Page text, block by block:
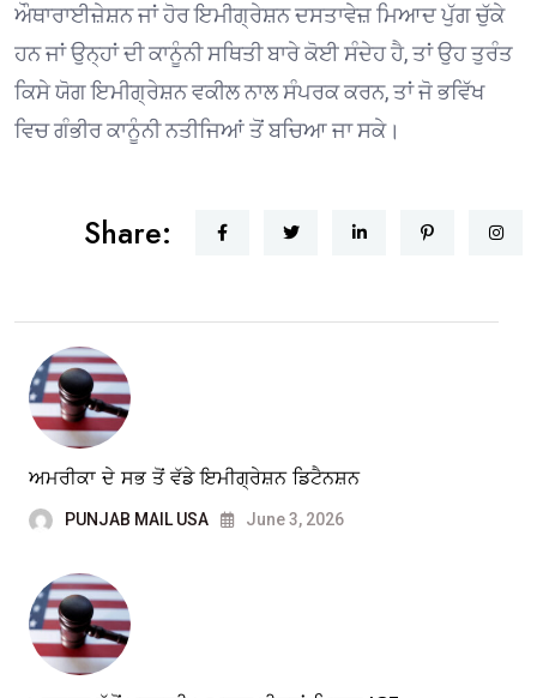
ਔਥਾਰਾਈਜ਼ੇਸ਼ਨ ਜਾਂ ਹੋਰ ਇਮੀਗ੍ਰੇਸ਼ਨ ਦਸਤਾਵੇਜ਼ ਮਿਆਦ ਪੁੱਗ ਚੁੱਕੇ
ਹਨ ਜਾਂ ਉਨ੍ਹਾਂ ਦੀ ਕਾਨੂੰਨੀ ਸਥਿਤੀ ਬਾਰੇ ਕੋਈ ਸੰਦੇਹ ਹੈ, ਤਾਂ ਉਹ ਤੁਰੰਤ
ਕਿਸੇ ਯੋਗ ਇਮੀਗ੍ਰੇਸ਼ਨ ਵਕੀਲ ਨਾਲ ਸੰਪਰਕ ਕਰਨ, ਤਾਂ ਜੋ ਭਵਿੱਖ
ਵਿਚ ਗੰਭੀਰ ਕਾਨੂੰਨੀ ਨਤੀਜਿਆਂ ਤੋਂ ਬਚਿਆ ਜਾ ਸਕੇ।
Share:
ਅਮਰੀਕਾ ਦੇ ਸਭ ਤੋਂ ਵੱਡੇ ਇਮੀਗ੍ਰੇਸ਼ਨ ਡਿਟੈਨਸ਼ਨ
PUNJAB MAIL USA June 3, 2026